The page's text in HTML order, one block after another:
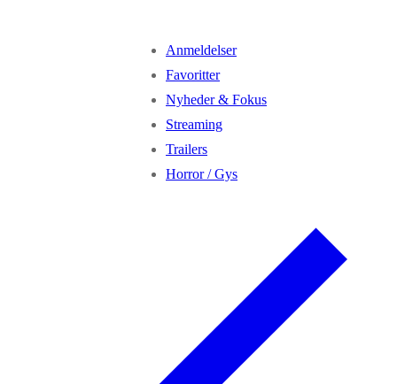
Anmeldelser
Favoritter
Nyheder & Fokus
Streaming
Trailers
Horror / Gys